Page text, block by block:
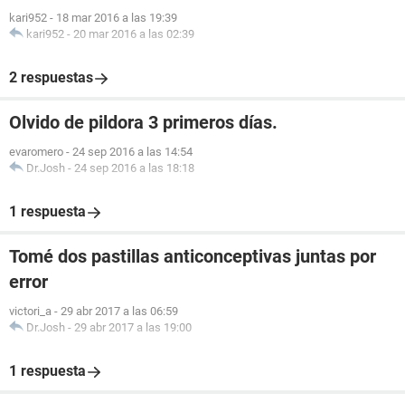
kari952 - 18 mar 2016 a las 19:39
kari952 - 20 mar 2016 a las 02:39
2 respuestas
Olvido de pildora 3 primeros días.
evaromero - 24 sep 2016 a las 14:54
Dr.Josh - 24 sep 2016 a las 18:18
1 respuesta
Tomé dos pastillas anticonceptivas juntas por
error
victori_a - 29 abr 2017 a las 06:59
Dr.Josh - 29 abr 2017 a las 19:00
1 respuesta